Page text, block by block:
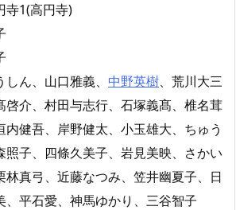
寺1(高円寺)
ん、山口雅義、 中野英樹、荒川大三
啓介、村田与志行、石塚義髙、椎名茸
内健吾、岸野健太、小玉雄大、ちゅう
照子、四條久美子、岩見美映、さかい
林真弓、近藤なつみ、笠井幽夏子、日
、平石愛、神馬ゆかり、三谷智子